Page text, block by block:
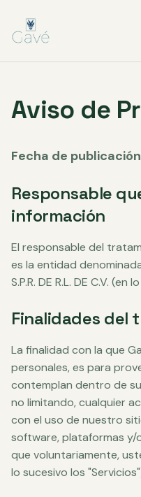
Aviso de
Fecha de
Responsable
información
El responsable del
es la entidad
S.P.R. DE R.L. DE C.V. (en
Finalidades del
La finalidad con la que
personales, es para
contemplan dentro de
no limitando, cualquier
con el uso de nuestro
software, plataformas y/
que voluntariamente,
lo sucesivo los